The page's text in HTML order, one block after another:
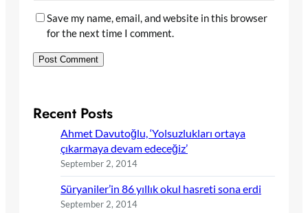
Save my name, email, and website in this browser
for the next time I comment.
Recent Posts
Ahmet Davutoğlu, ‘Yolsuzlukları ortaya
çıkarmaya devam edeceğiz’
September 2, 2014
Süryaniler’in 86 yıllık okul hasreti sona erdi
September 2, 2014